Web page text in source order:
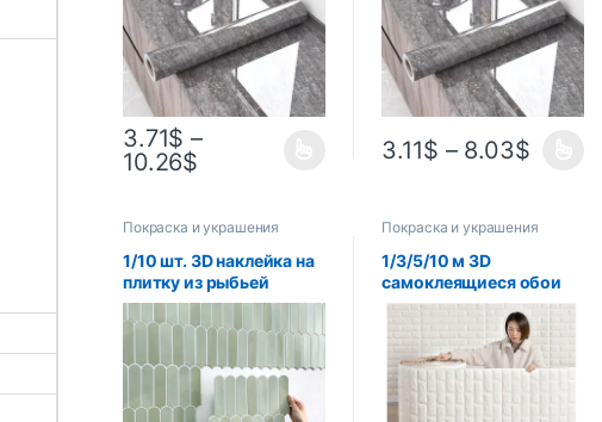
3.71$ –
10.26$ 3.11$ – 8.03$
Покраска и украшения
1/10 шт. 3D наклейка на
плитку из рыбьей
чешуи, самоклеящаяся
3D зеленая плитка,
ванной комнаты,
устойчивая к воде,
30×30 см
Покраска и украшения
1/3/5/10 м 3D
самоклеящиеся обои
наклейки 3 м наклейки
на кирпичную стену
домашний декор обои
для стен DIY спальня
Papel De Parede